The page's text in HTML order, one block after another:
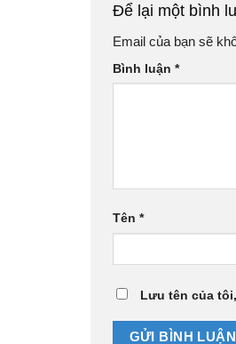
Để lại một bình
Email của bạn sẽ
Bình luận *
Tên *
Lưu tên của